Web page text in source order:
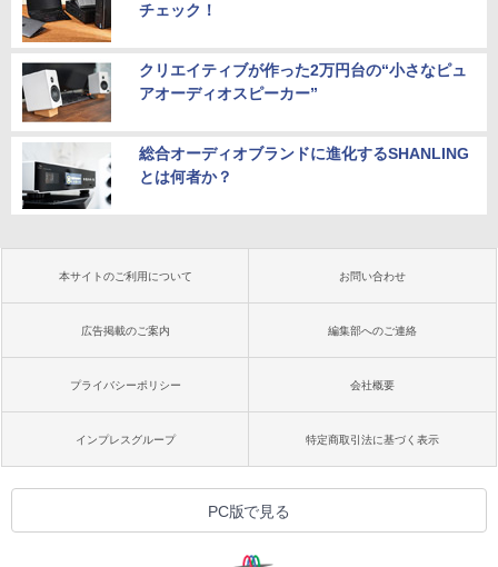
チェック！
クリエイティブが作った2万円台の“小さなピュ
アオーディオスピーカー”
総合オーディオブランドに進化するSHANLING
とは何者か？
本サイトのご利用について お問い合わせ
広告掲載のご案内 編集部へのご連絡
プライバシーポリシー 会社概要
インプレスグループ 特定商取引法に基づく表示
PC版で見る